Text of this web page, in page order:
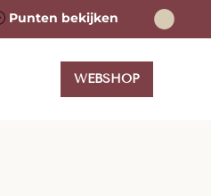
Punten bekijken
WEBSHOP